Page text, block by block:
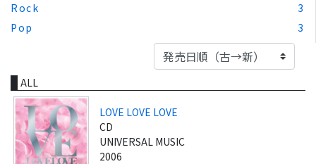
Rock
3
Pop
3
ALL
LOVE LOVE LOVE
CD
UNIVERSAL MUSIC
2006